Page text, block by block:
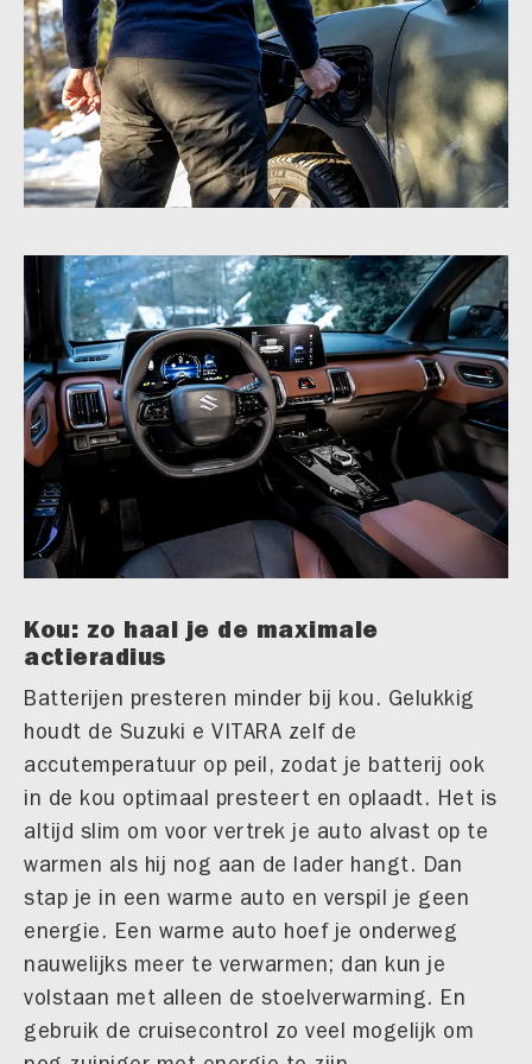
Kou: zo haal je de maximale
actieradius
Batterijen presteren minder bij kou. Gelukkig
houdt de Suzuki e VITARA zelf de
accutemperatuur op peil, zodat je batterij ook
in de kou optimaal presteert en oplaadt. Het is
altijd slim om voor vertrek je auto alvast op te
warmen als hij nog aan de lader hangt. Dan
stap je in een warme auto en verspil je geen
energie. Een warme auto hoef je onderweg
nauwelijks meer te verwarmen; dan kun je
volstaan met alleen de stoelverwarming. En
gebruik de cruisecontrol zo veel mogelijk om